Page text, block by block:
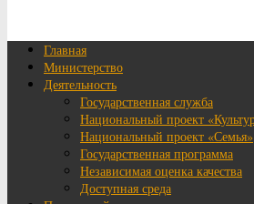
Главная
Министерство
Деятельность
Государственная служба
Национальный проект
Национальный проект «Семья»
Государственная программа
Независимая оценка качества
Доступная среда